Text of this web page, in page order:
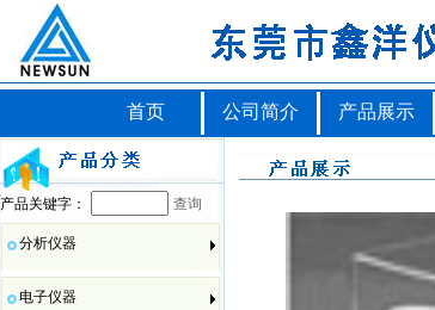
首页 公司简介 产品展示
产品关键字： 查询
分析仪器
电子仪器